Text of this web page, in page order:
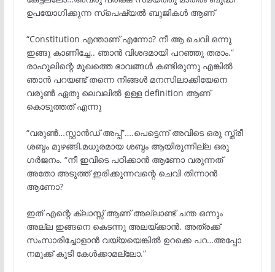
ഉപയോഗിക്കുന്ന സ്പെഷ്യൽ ബുജികൾ ആണ്
“Constitution എന്താണ് എന്നോ? നീ ആ ചെവി ഒന്നു
ഇങ്ങു കാണിച്ചേ.. ഞാൻ വിശദമായി പറഞ്ഞു തരാം.”
രാഹുലിന്റെ മുഖത്തെ ഭാവങ്ങൾ കണ്ടിരുന്നു എങ്കിൽ
ഞാൻ പറയണ്ട് തന്നെ നിങ്ങൾ മനസിലാക്കിയേനെ
വരുൺ ഏതു ലെവലിൽ ഉള്ള definition ആണ്
കൊടുത്തത് എന്നു
“വരുൺ…സ്റ്റാൻഡ് അപ്പ്‌”….പെട്ടെന്ന് അവിടെ ഒരു സ്ത്രീ
ശബ്ദം മുഴങ്ങി.മധുരമായ ശബ്ദം ആയിരുന്നില്ല ഒരു
ഗർജനം. “നീ ഇവിടെ പഠിക്കാൻ ആണോ വരുന്നത്
അതോ അടുത്ത് ഇരിക്കുന്നവന്റെ ചെവി തിന്നാൻ
ആണോ?
ഇത് എന്റെ ക്ലാസ്സ്‌ ആണ് അല്ലാണ്ട് ചന്ത ഒന്നും
അല്ല ഇങ്ങനെ കെടന്നു അലയ്ക്കാൻ. അത്രക്ക്
സംസാരിച്ചോളാൻ വയ്യയെങ്കിൽ ഉറക്കെ പറ…അപ്പോ
നമുക്ക് കൂടി കേൾക്കാമല്ലോ.”